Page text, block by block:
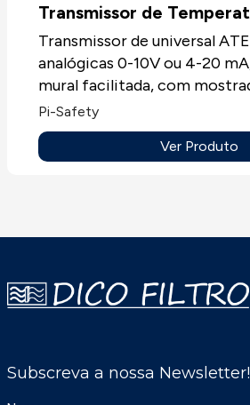
Transmissor de
Humidade ATEX
Transmissor de universal
analógicas 0-10V ou 4-20
mural facilitada, com
receber sondas de
mistas de temperatura e
de pressão, modulo pressão /
Pi-Safety
Ver Produto